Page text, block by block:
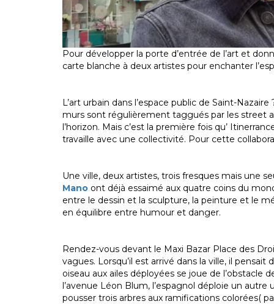
Pour développer la porte d’entrée de l’art et
carte blanche à deux artistes pour enchanter
L’art urbain dans l’espace public de Saint-
murs sont régulièrement taggués par les street
l’horizon. Mais c’est la première fois qu’
travaille avec une collectivité. Pour cette
Une ville, deux artistes, trois fresques mais une
Mano ont déjà essaimé aux quatre coins du
entre le dessin et la sculpture, la peinture et le
en équilibre entre humour et danger.
Rendez-vous devant le Maxi Bazar Place des
vagues. Lorsqu’il est arrivé dans la ville, il
oiseau aux ailes déployées se joue de l’obstacle
l’avenue Léon Blum, l’espagnol déploie un
pousser trois arbres aux ramifications colorées(